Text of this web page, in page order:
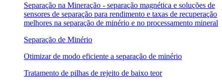
Separação na Mineração - separação magnética e soluções de
sensores de separação para rendimento e taxas de recuperação
melhores na separação de minério e no processamento mineral
Separação de Minério
Otimizar de modo eficiente a separação de minério
Tratamento de pilhas de rejeito de baixo teor